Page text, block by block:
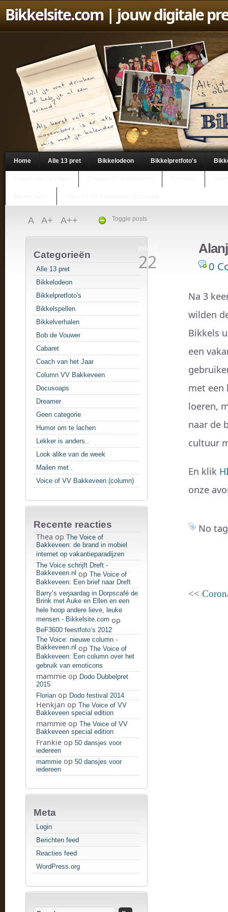
Bikkelsite.com| jouw digitale
Home Alle 13 pret Bikkelodeon Bikkelpretfoto's
Toggle posts
A A+ A++
Categorieën
Alle 13 pret
Bikkelodeon
Bikkelpretfoto's
Bikkelspellen
Bikkelverhalen
Bob de Vouwer
Cabaret
Coach van het Jaar
Column VV Bakkeveen
Docusoaps
Dreamer
Geen categorie
Humor om te lachen
Lekker is anders..
Look alike van de week
Mailen met..
Voice of VV Bakkeveen (column)
Recente reacties
Thea op The Voice of
Bakkeveen: de brand in mobiel
internet op vakantieparadijzen
The Voice schrijft Dreft -
Bakkeveen.nl op The Voice of
Bakkeveen: Een brief naar Dreft
Barry’s verjaardag in Dorpscafé de
Brink met Auke en Ellen en een
hele hoop andere lieve, leuke
mensen - Bikkelsite.com op
BeF3600 feestfoto’s 2012
The Voice: nieuwe column -
Bakkeveen.nl op The Voice of
Bakkeveen: Een column over het
gebruik van emoticons
mammie op Dodo Dubbelpret
2015
Florian op Dodo festival 2014
Henkjan op The Voice of VV
Bakkeveen special edition
mammie op The Voice of VV
Bakkeveen special edition
Frankie op 50 dansjes voor
iedereen
mammie op 50 dansjes voor
iedereen
Meta
Login
Berichten feed
Reacties feed
WordPress.org
jul/10
22 0
Na 3
wilden
Bikkels
een
met een
loeren,
naar de
cultuur
En klik
onze
No
<<